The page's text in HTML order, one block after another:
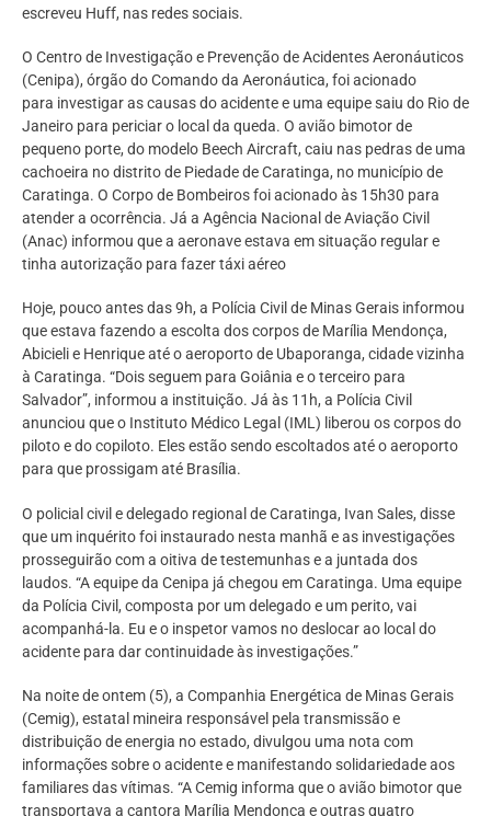
escreveu Huff, nas redes sociais.
O Centro de Investigação e Prevenção de Acidentes Aeronáuticos
(Cenipa), órgão do Comando da Aeronáutica, foi acionado
para investigar as causas do acidente e uma equipe saiu do Rio de
Janeiro para periciar o local da queda. O avião bimotor de
pequeno porte, do modelo Beech Aircraft, caiu nas pedras de uma
cachoeira no distrito de Piedade de Caratinga, no município de
Caratinga. O Corpo de Bombeiros foi acionado às 15h30 para
atender a ocorrência. Já a Agência Nacional de Aviação Civil
(Anac) informou que a aeronave estava em situação regular e
tinha autorização para fazer táxi aéreo
Hoje, pouco antes das 9h, a Polícia Civil de Minas Gerais informou
que estava fazendo a escolta dos corpos de Marília Mendonça,
Abicieli e Henrique até o aeroporto de Ubaporanga, cidade vizinha
à Caratinga. “Dois seguem para Goiânia e o terceiro para
Salvador”, informou a instituição. Já às 11h, a Polícia Civil
anunciou que o Instituto Médico Legal (IML) liberou os corpos do
piloto e do copiloto. Eles estão sendo escoltados até o aeroporto
para que prossigam até Brasília.
O policial civil e delegado regional de Caratinga, Ivan Sales, disse
que um inquérito foi instaurado nesta manhã e as investigações
prosseguirão com a oitiva de testemunhas e a juntada dos
laudos. “A equipe da Cenipa já chegou em Caratinga. Uma equipe
da Polícia Civil, composta por um delegado e um perito, vai
acompanhá-la. Eu e o inspetor vamos no deslocar ao local do
acidente para dar continuidade às investigações.”
Na noite de ontem (5), a Companhia Energética de Minas Gerais
(Cemig), estatal mineira responsável pela transmissão e
distribuição de energia no estado, divulgou uma nota com
informações sobre o acidente e manifestando solidariedade aos
familiares das vítimas. “A Cemig informa que o avião bimotor que
transportava a cantora Marília Mendonça e outras quatro